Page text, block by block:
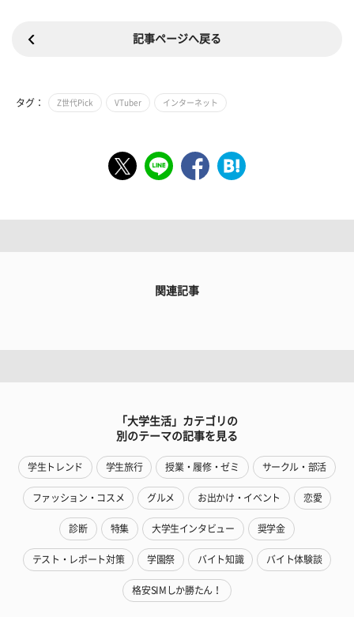
記事ページへ戻る
タグ： Z世代Pick VTuber インターネット
関連記事
「大学生活」カテゴリの
別のテーマの記事を見る
学生トレンド 学生旅行 授業・履修・ゼミ サークル・部活
ファッション・コスメ グルメ お出かけ・イベント 恋愛
診断 特集 大学生インタビュー 奨学金
テスト・レポート対策 学園祭 バイト知識 バイト体験談
格安SIMしか勝たん！